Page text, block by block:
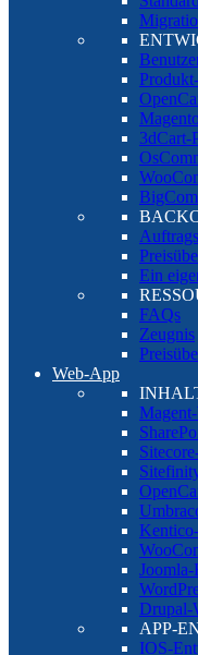
3dCart-
Ein
FAQs
Zeugnis
Web-App
Drupal-
APP-
IOS-